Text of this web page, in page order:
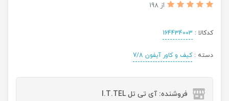
از 198
کدکالا : 164434003
دسته :کیف و کاور آیفون 7/8
فروشنده: آی تی تل I.T.TEL